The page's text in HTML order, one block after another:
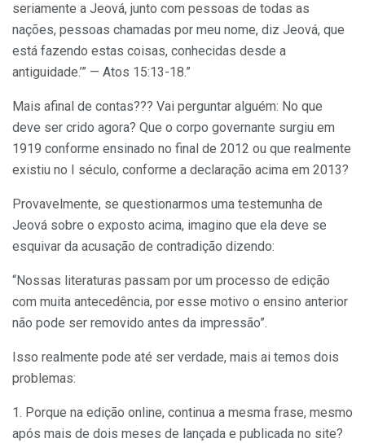
seriamente a Jeová, junto com pessoas de todas as
nações, pessoas chamadas por meu nome, diz Jeová, que
está fazendo estas coisas, conhecidas desde a
antiguidade.’” — Atos 15:13-18.”
Mais afinal de contas??? Vai perguntar alguém: No que
deve ser crido agora? Que o corpo governante surgiu em
1919 conforme ensinado no final de 2012 ou que realmente
existiu no I século, conforme a declaração acima em 2013?
Provavelmente, se questionarmos uma testemunha de
Jeová sobre o exposto acima, imagino que ela deve se
esquivar da acusação de contradição dizendo:
“Nossas literaturas passam por um processo de edição
com muita antecedência, por esse motivo o ensino anterior
não pode ser removido antes da impressão”.
Isso realmente pode até ser verdade, mais ai temos dois
problemas:
1. Porque na edição online, continua a mesma frase, mesmo
após mais de dois meses de lançada e publicada no site?